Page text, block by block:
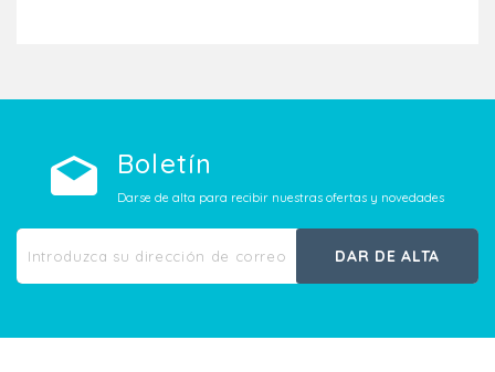
Boletín
Darse de alta para recibir nuestras ofertas y novedades
DAR DE ALTA